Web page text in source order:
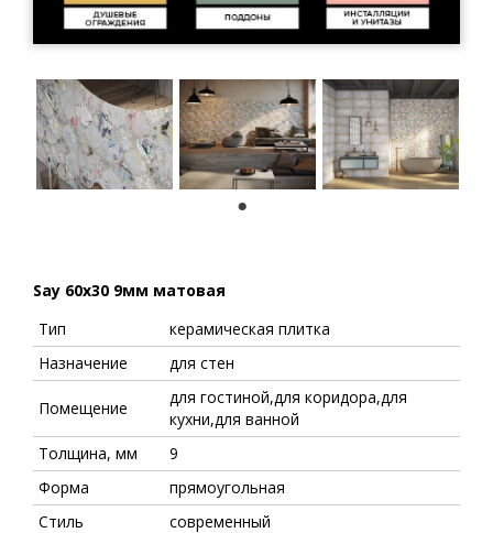
Say 60x30 9мм матовая
Тип
керамическая плитка
Назначение
для стен
Помещение
для гостиной,для коридора,для
кухни,для ванной
Толщина, мм
9
Форма
прямоугольная
Стиль
современный